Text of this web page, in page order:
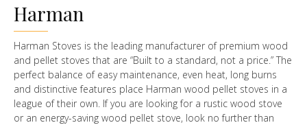
nieuwe technologiën als marktleider geplaatst.
Harman
Harman Stoves is the leading manufacturer of premium wood
and pellet stoves that are “Built to a standard, not a price.” The
perfect balance of easy maintenance, even heat, long burns
and distinctive features place Harman wood pellet stoves in a
league of their own. If you are looking for a rustic wood stove
or an energy-saving wood pellet stove, look no further than